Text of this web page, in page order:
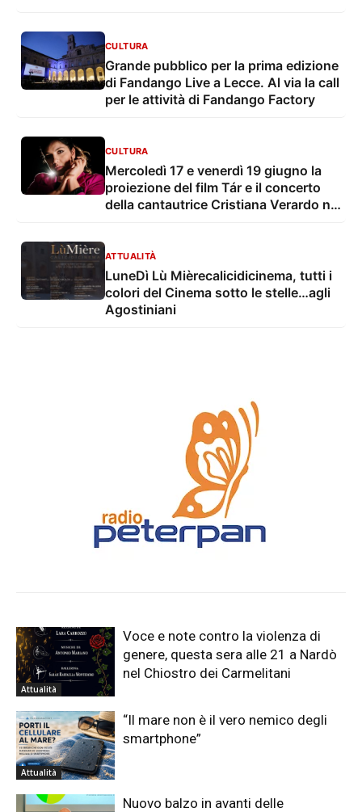
CULTURA
Grande pubblico per la prima edizione
di Fandango Live a Lecce. Al via la call
per le attività di Fandango Factory
CULTURA
Mercoledì 17 e venerdì 19 giugno la
proiezione del film Tár e il concerto
della cantautrice Cristiana Verardo nel
ATTUALITÀ
LuneDì Lù Mièrecalicidicinema, tutti i
colori del Cinema sotto le stelle…agli
Agostiniani
Attualità
Voce e note contro la violenza di
genere, questa sera alle 21 a Nardò
nel Chiostro dei Carmelitani
Attualità
“Il mare non è il vero nemico degli
smartphone”
Nuovo balzo in avanti delle